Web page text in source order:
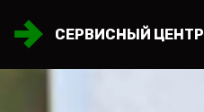
СЕРВИСНЫЙ ЦЕНТР